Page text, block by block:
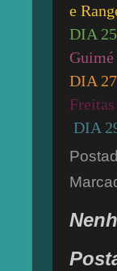
e
DIA
DIA
Freitas
DIA